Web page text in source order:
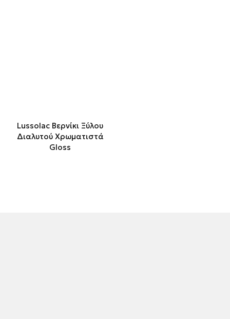
Lussolac Βερνίκι Ξύλου
Διαλυτού Χρωματιστά
Gloss